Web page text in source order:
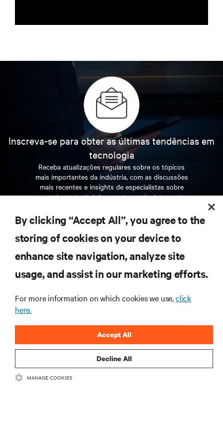
Inscreva-se para obter as últimas tendências em
tecnologia
Receba atualizações regulares sobre os tópicos
mais importantes da indústria, com as discussões
mais recentes e insights de especialistas sobre
gerenciamento de infraestrutura e de data center.
INSCREVA-SE AGORA
RECURSOS
CORPORATIVO
CONECTE-SE CONOSCO
By clicking “Accept All”, you agree to the
storing of cookies on your device to
enhance site navigation, analyze site
usage, and assist in our marketing efforts.
For more information on which cookies we use,click
here.
Decline All
Accept All
MANAGE COOKIES